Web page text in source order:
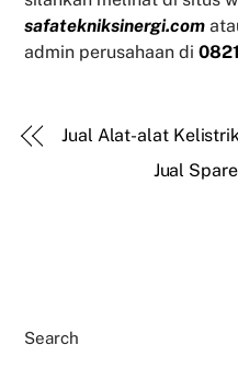
safatekniksinergi.com
admin perusahaan di
Jual Alat-alat
Jual
Search